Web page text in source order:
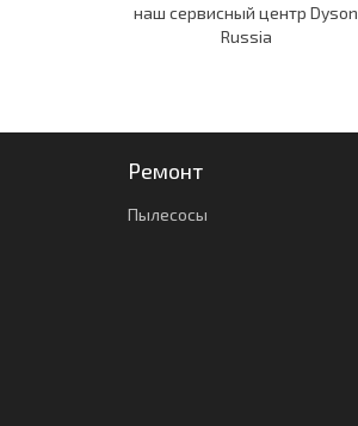
наш сервисный центр Dyson
Russia
Ремонт
Пылесосы